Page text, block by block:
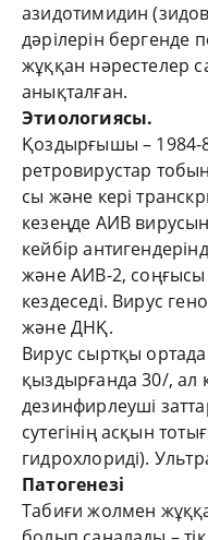
азидотимидин
дәрілерін бергенде
жұққан нәрестелер
анықталған.
Этиологиясы.
Қоздырғышы – 1984-
ретровирустар
сы және кері
кезеңде АИВ
кейбір
және АИВ-2,
кездеседі. Вирус
және ДНҚ.
Вирус сыртқы
қыздырғанда 30/, ал
дезинфирлеуші
сутегінің асқын
гидрохлориді).
Патогенезі
Табиғи жолмен